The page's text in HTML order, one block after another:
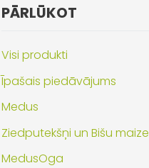
PĀRLŪKOT
Visi produkti
Īpašais piedāvājums
Medus
Ziedputekšņi un Bišu maize
MedusOga